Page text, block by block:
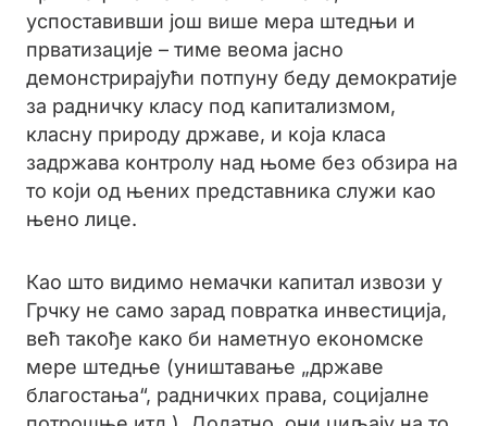
успоставивши још више мера штедњи и
прватизације – тиме веома јасно
демонстрирајући потпуну беду демократије
за радничку класу под капитализмом,
класну природу државе, и која класа
задржава контролу над њоме без обзира на
то који од њених представника служи као
њено лице.
Као што видимо немачки капитал извози у
Грчку не само зарад повратка инвестиција,
већ такође како би наметнуо економске
мере штедње (уништавање „државе
благостања“, радничких права, социјалне